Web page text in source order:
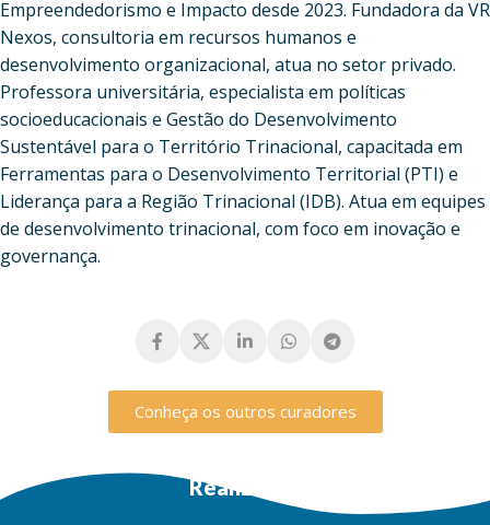
Empreendedorismo e Impacto desde 2023. Fundadora da VR
Nexos, consultoria em recursos humanos e
desenvolvimento organizacional, atua no setor privado.
Professora universitária, especialista em políticas
socioeducacionais e Gestão do Desenvolvimento
Sustentável para o Território Trinacional, capacitada em
Ferramentas para o Desenvolvimento Territorial (PTI) e
Liderança para a Região Trinacional (IDB). Atua em equipes
de desenvolvimento trinacional, com foco em inovação e
governança.
Conheça os outros curadores
Realização